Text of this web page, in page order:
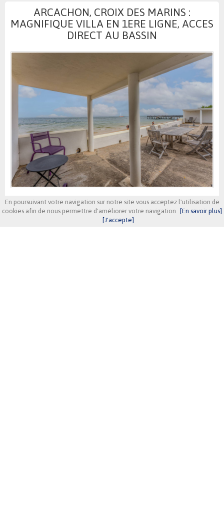
ARCACHON, CROIX DES MARINS :
MAGNIFIQUE VILLA EN 1ERE LIGNE, ACCES
DIRECT AU BASSIN
Référence. 601
Située à proximité de la jetée des marins, en bord de mer, cette
En poursuivant votre navigation sur notre site vous acceptez l'utilisation de
cookies afin de nous permettre d'améliorer votre navigation
[En savoir plus]
[J'accepte]